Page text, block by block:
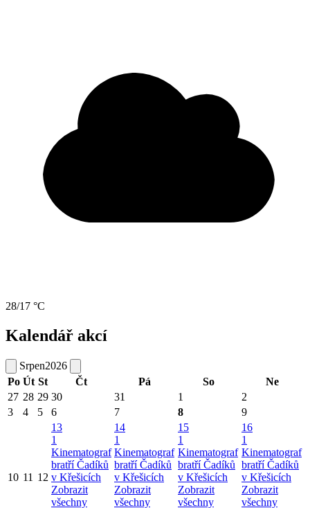
28/17 °C
Kalendář akcí
Srpen2026
Po Út St Čt Pá So
Ne
27 28 29 30 31 1
2
3
4 5 6 7 8 9
10 11 12
13
1
Kinematograf
bratří Čadíků
v Křešicích
Zobrazit
všechny
14
1
Kinematograf
bratří Čadíků
v Křešicích
Zobrazit
všechny
15
1
Kinematograf
bratří Čadíků
v Křešicích
Zobrazit
všechny
16
1
Kinematograf
bratří Čadíků
v Křešicích
Zobrazit
všechny